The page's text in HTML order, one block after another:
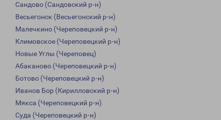
Сандово (Сандовский р-н)
Весьегонск (Весьегонский р-н)
Малечкино (Череповецкий р-н)
Климовское (Череповецкий р-н)
Новые Углы (Череповец)
Абаканово (Череповецкий р-н)
Ботово (Череповецкий р-н)
Иванов Бор (Кирилловский р-н)
Мякса (Череповецкий р-н)
Суда (Череповецкий р-н)